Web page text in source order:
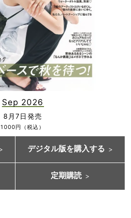
Sep 2026
8月7日発売
1000円（税込）
デジタル版を購入する
定期購読